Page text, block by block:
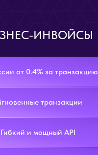
ИНВОЙСЫ
от 0.4% за транзакцию
транзакции
Гибкий и мощный API